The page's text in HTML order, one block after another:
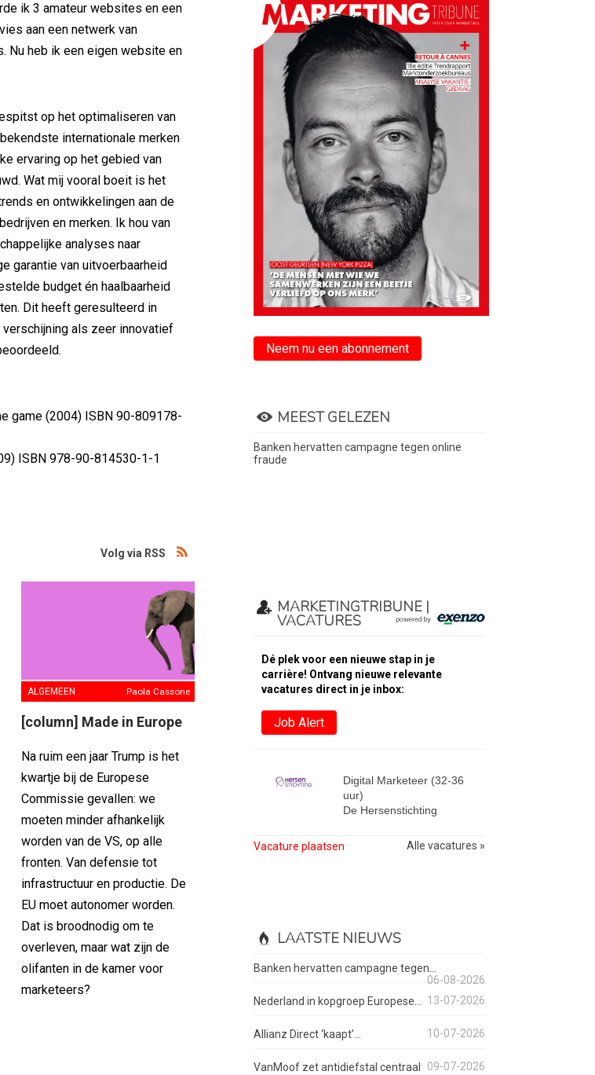
ik 3 amateur websites en een
aan een netwerk van
Nu heb ik een eigen website en
op het optimaliseren van
internationale merken
ervaring op het gebied van
Wat mij vooral boeit is het
en ontwikkelingen aan de
en merken. Ik hou van
analyses naar
garantie van uitvoerbaarheid
budget én haalbaarheid
Dit heeft geresulteerd in
als zeer innovatief
game (2004) ISBN 90-809178-
ISBN 978-90-814530-1-1
Volg via RSS
ALGEMEEN Paola Cassone
[column] Made in Europe
Na ruim een jaar Trump is het
kwartje bij de Europese
Commissie gevallen: we
moeten minder afhankelijk
worden van de VS, op alle
fronten. Van defensie tot
infrastructuur en productie. De
EU moet autonomer worden.
Dat is broodnodig om te
overleven, maar wat zijn de
olifanten in de kamer voor
marketeers?
Neem nu een abonnement
MEEST GELEZEN
Banken hervatten campagne tegen online
fraude
MARKETINGTRIBUNE |
VACATURES
Dé plek voor een nieuwe stap in je
carrière! Ontvang nieuwe relevante
vacatures direct in je inbox:
Job Alert
Digital Marketeer (32-36
uur)
De Hersenstichting
Vacature plaatsen Alle vacatures »
LAATSTE NIEUWS
Banken hervatten campagne tegen...
06-08-2026
Nederland in kopgroep Europese...
13-07-2026
Allianz Direct ‘kaapt’... 10-07-2026
VanMoof zet antidiefstal centraal 09-07-2026